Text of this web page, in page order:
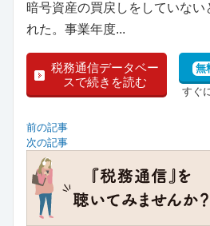
暗号資産の買戻しをしていない
れた。事業年度...
税務通信データベー
スで続きを読む
無
すぐ
前の記事
次の記事